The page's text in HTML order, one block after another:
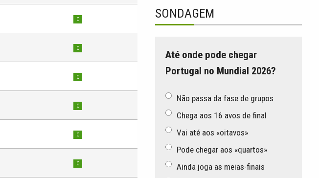
C
C
C
C
C
C
SONDAGEM
Até onde pode chegar
Portugal no Mundial 2026?
Não passa da fase de grupos
Chega aos 16 avos de final
Vai até aos «oitavos»
Pode chegar aos «quartos»
Ainda joga as meias-finais